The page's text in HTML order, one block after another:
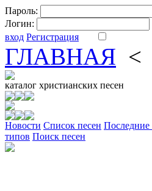
Пароль:
Логин:
вход Регистрация
ГЛАВНАЯ <
каталог христианских песен
Новости Cписок песен Последние
типов Поиск песен